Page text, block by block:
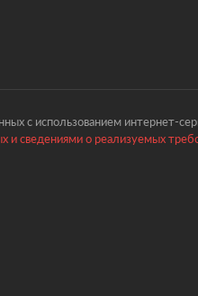
с использованием интернет-
сведениями о реализуемых